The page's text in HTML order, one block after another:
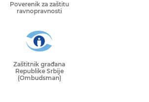
Poverenik za zaštitu
ravnopravnosti
Zaštitnik građana
Republike Srbije
(Ombudsman)